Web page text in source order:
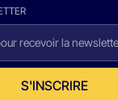
S'INSCRIRE